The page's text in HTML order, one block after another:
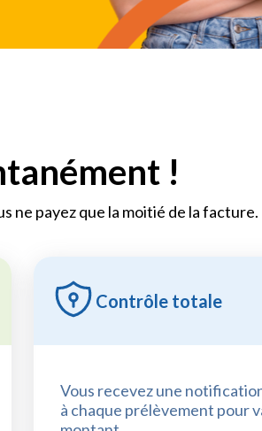
!
ne payez que la moitié de la facture.
Contrôle totale
Vous recevez une
à chaque prélèvement pour